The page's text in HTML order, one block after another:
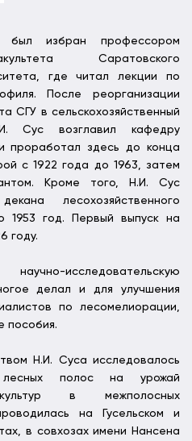
избран профессором
Саратовского
где читал лекции по
После реорганизации
СГУ в сельскохозяйственный
Сус возглавил кафедру
проработал здесь до конца
с 1922 года до 1963, затем
Кроме того, Н.И. Сус
лесохозяйственного
1953 год. Первый выпуск на
году.
исследовательскую
делал и для улучшения
по лесомелиорации,
пособия.
Н.И. Суса исследовалось
лесных полос на урожай
культур в межполосных
на Гусельском и
в совхозах имени Нансена